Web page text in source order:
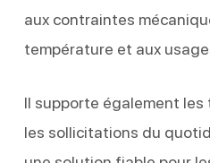
aux contraintes
température et aux
Il supporte également les
les sollicitations du